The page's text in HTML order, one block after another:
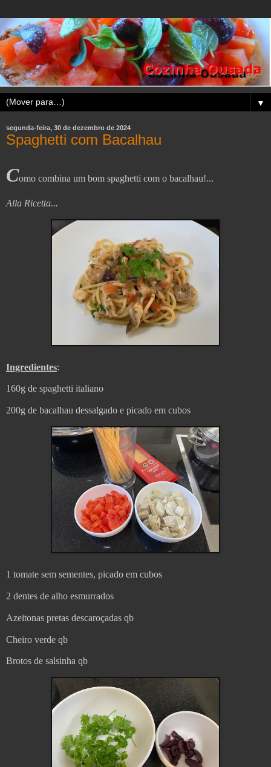
▼
segunda-feira, 30 de dezembro de 2024
Spaghetti com Bacalhau
Como combina um bom spaghetti com o bacalhau!...
Alla Ricetta...
Ingredientes:
160g de spaghetti italiano
200g de bacalhau dessalgado e picado em cubos
1 tomate sem sementes, picado em cubos
2 dentes de alho esmurrados
Azeitonas pretas descaroçadas qb
Cheiro verde qb
Brotos de salsinha qb